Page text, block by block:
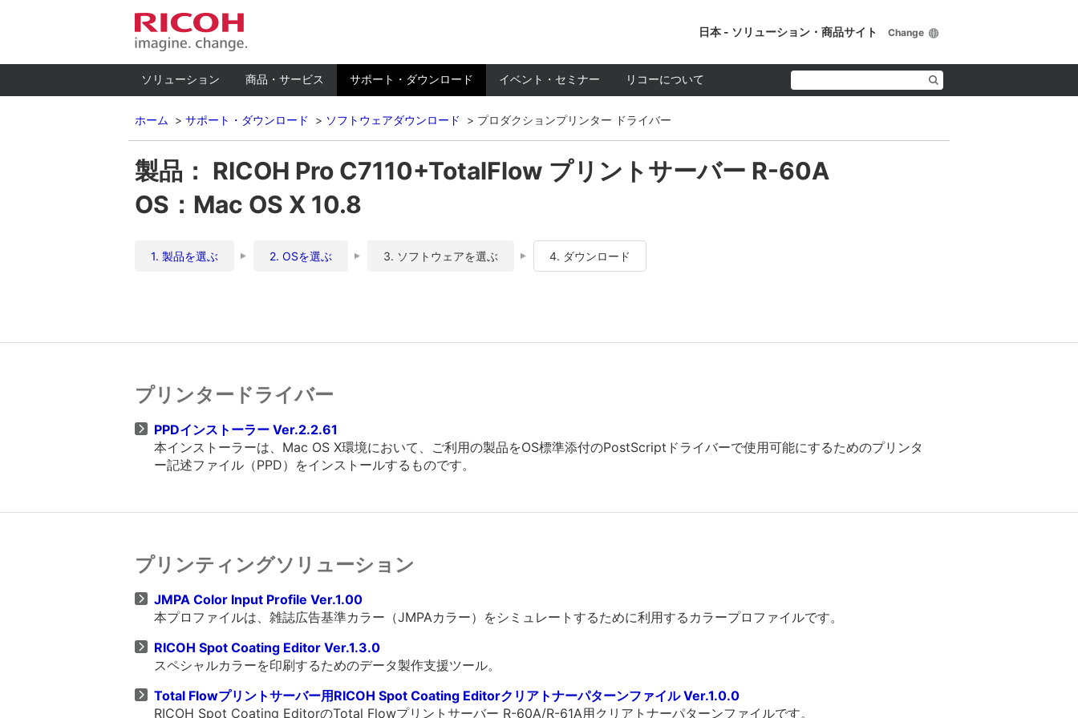
日本 - ソリューション・商品サイト Change
ソリューション 商品・サービス サポート・ダウンロード イベント・セミナー リコーについて
ホーム サポート・ダウンロード ソフトウェアダウンロード プロダクションプリンター ドライバー
製品： RICOH Pro C7110+TotalFlow プリントサーバー R-60A
OS：Mac OS X 10.8
1. 製品を選ぶ 2. OSを選ぶ 3. ソフトウェアを選ぶ 4. ダウンロード
プリンタードライバー
PPDインストーラー Ver.2.2.61
本インストーラーは、Mac OS X環境において、ご利用の製品をOS標準添付のPostScriptドライバーで使用可能にするためのプリンタ
ー記述ファイル（PPD）をインストールするものです。
プリンティングソリューション
JMPA Color Input Profile Ver.1.00
本プロファイルは、雑誌広告基準カラー（JMPAカラー）をシミュレートするために利用するカラープロファイルです。
RICOH Spot Coating Editor Ver.1.3.0
スペシャルカラーを印刷するためのデータ製作支援ツール。
Total Flowプリントサーバー用RICOH Spot Coating Editorクリアトナーパターンファイル Ver.1.0.0
RICOH Spot Coating EditorのTotal Flowプリントサーバー R-60A/R-61A用クリアトナーパターンファイルです。